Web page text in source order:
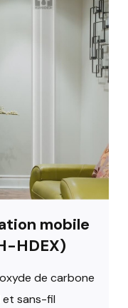
mobile
HDEX)
de carbone
et sans-fil